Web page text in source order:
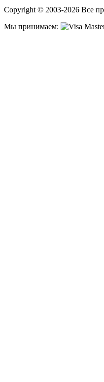
Copyright © 2003-2026 Все
Мы принимаем: